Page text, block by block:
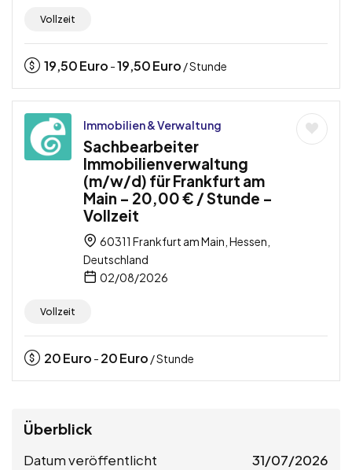
Vollzeit
19,50Euro -19,50Euro / Stunde
Immobilien & Verwaltung
Sachbearbeiter
Immobilienverwaltung
(m/w/d) für Frankfurt am
Main – 20,00 € / Stunde –
Vollzeit
60311 Frankfurt am Main, Hessen,
Deutschland
02/08/2026
Vollzeit
20Euro - 20Euro / Stunde
Überblick
Datum veröffentlicht 31/07/2026